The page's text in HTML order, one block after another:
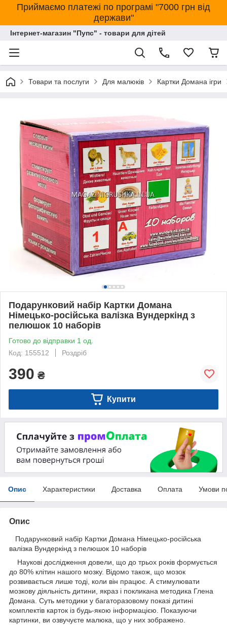
Приймаємо платежі по програмі "7000 грн від
держави"
Інтернет-магазин "Пупс" - товари для дітей
Товари та послуги Для малюків Картки Домана ігри
Подарунковий набір Картки Домана
Німецько-російська валізка Вундеркінд з
пелюшок 10 наборів
Готово до відправки 1 од.
Код: 155512
Роздріб
390 ₴
Купити
Опис Характеристики Доставка Оплата Умови
Опис
Подарунковий набір Картки Домана Німецько-російська
валізка Вундеркінд з пелюшок 10 наборів
Наукові дослідження довели, що до трьох років формується
до 80% клітин нашого мозку. Відомо також, що мозок
розвивається лише тоді, коли він працює. А стимулювати
мозкову діяльність дитини, якраз і покликана методика Глена
Домана. Суть методики у багаторазовому показі дитині
комплектів карток із будь-якою інформацією. Показуючи
картинки, ви озвучуєте малюка, що у них зображено.